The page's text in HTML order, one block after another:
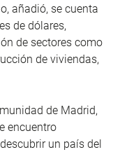
añadió, se cuenta
de dólares,
de sectores como
de viviendas,
de Madrid,
encuentro
un país del